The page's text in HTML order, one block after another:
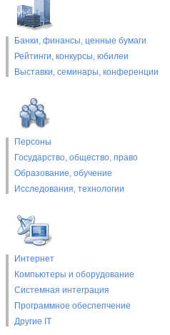
Банки, финансы, ценные бумаги
Рейтинги, конкурсы, юбилеи
Выставки, cеминары, конференции
Персоны
Государство, общество, право
Образование, обучение
Исследования, технологии
Интернет
Компьютеры и оборудование
Системная интеграция
Программное обеспепчение
Другие IT